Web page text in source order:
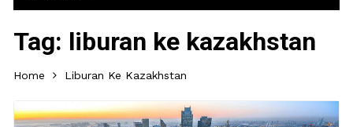
Tag: liburan ke kazakhstan
Home Liburan Ke Kazakhstan